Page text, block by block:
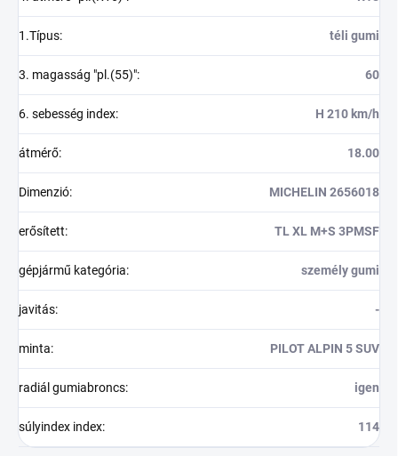
1.Típus: téli gumi
3. magasság "pl.(55)": 60
6. sebesség index: H 210 km/h
átmérő: 18.00
Dimenzió: MICHELIN 2656018
erősített: TL XL M+S 3PMSF
gépjármű kategória: személy gumi
javitás: -
minta: PILOT ALPIN 5 SUV
radiál gumiabroncs: igen
súlyindex index: 114